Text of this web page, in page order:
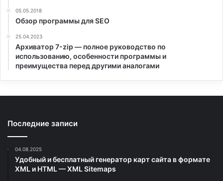
05.05.2018
Обзор программы для SEO
25.04.2023
Архиватор 7-zip — полное руководство по
использованию, особенности программы и
преимущества перед другими аналогами
Последние записи
04.08.2025
Удобный и бесплатный генератор карт сайта в формате
XML и HTML — XML Sitemaps